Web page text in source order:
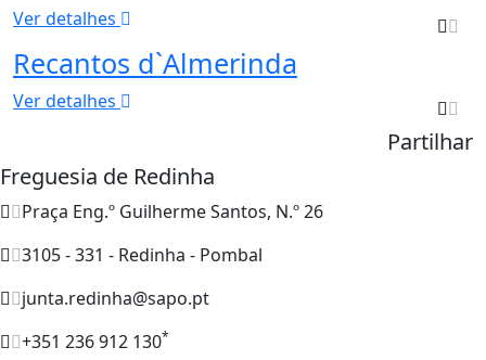
Ver detalhes
Recantos d`Almerinda
Ver detalhes
Partilhar
Freguesia de Redinha
Praça Eng.º Guilherme Santos, N.º 26
3105 - 331 - Redinha - Pombal
junta.redinha@sapo.pt
+351 236 912 130*